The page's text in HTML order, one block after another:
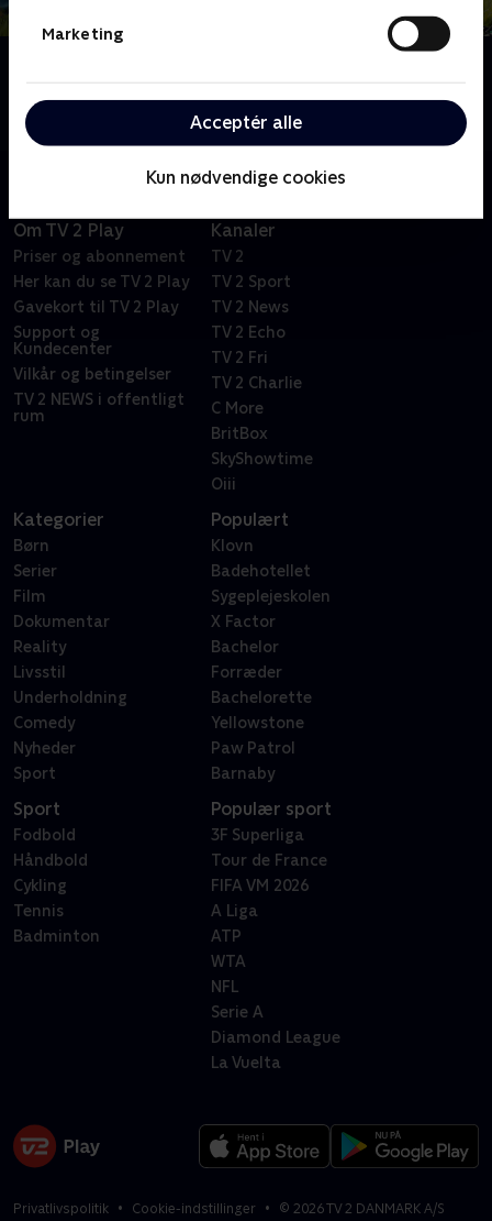
Marketing
Acceptér alle
Kun nødvendige cookies
mistænkelige mord i Berchtesgaden.
Om TV 2 Play
Priser og abonnement
Her kan du se TV 2 Play
Gavekort til TV 2 Play
Support og
Kundecenter
Vilkår og betingelser
TV 2 NEWS i offentligt
rum
Kanaler
TV 2
TV 2 Sport
TV 2 News
TV 2 Echo
TV 2 Fri
TV 2 Charlie
C More
BritBox
SkyShowtime
Oiii
Kategorier
Børn
Serier
Film
Dokumentar
Reality
Livsstil
Underholdning
Comedy
Nyheder
Sport
Populært
Klovn
Badehotellet
Sygeplejeskolen
X Factor
Bachelor
Forræder
Bachelorette
Yellowstone
Paw Patrol
Barnaby
Sport
Fodbold
Håndbold
Cykling
Tennis
Badminton
Populær sport
3F Superliga
Tour de France
FIFA VM 2026
A Liga
ATP
WTA
NFL
Serie A
Diamond League
La Vuelta
Privatlivspolitik Cookie-indstillinger © 2026TV 2 DANMARK A/S